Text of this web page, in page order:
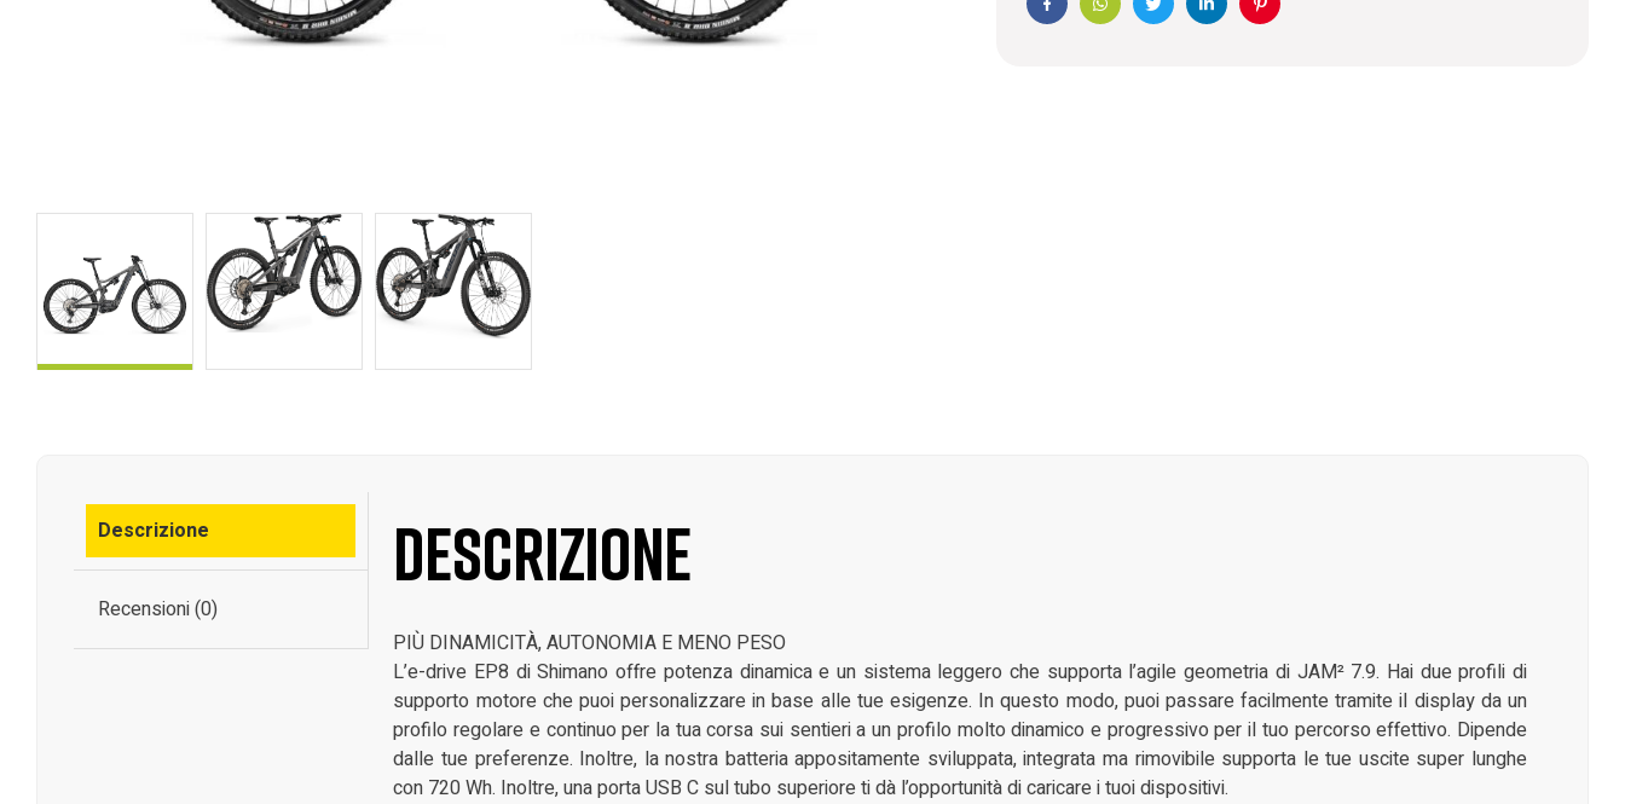
FacebookWhatsAppTwitterLinkedinPinterest
Descrizione
Recensioni (0)
Descrizione
PIÙ DINAMICITÀ, AUTONOMIA E MENO PESO
L’e-drive EP8 di Shimano offre potenza dinamica e un sistema leggero che supporta l’agile geometria di JAM² 7.9. Hai due profili di
supporto motore che puoi personalizzare in base alle tue esigenze. In questo modo, puoi passare facilmente tramite il display da un
profilo regolare e continuo per la tua corsa sui sentieri a un profilo molto dinamico e progressivo per il tuo percorso effettivo. Dipende
dalle tue preferenze. Inoltre, la nostra batteria appositamente sviluppata, integrata ma rimovibile supporta le tue uscite super lunghe
con 720 Wh. Inoltre, una porta USB C sul tubo superiore ti dà l’opportunità di caricare i tuoi dispositivi.